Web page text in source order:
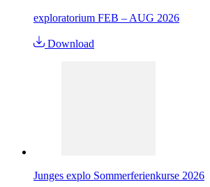
exploratorium FEB – AUG 2026
Download
Junges explo Sommerferienkurse 2026